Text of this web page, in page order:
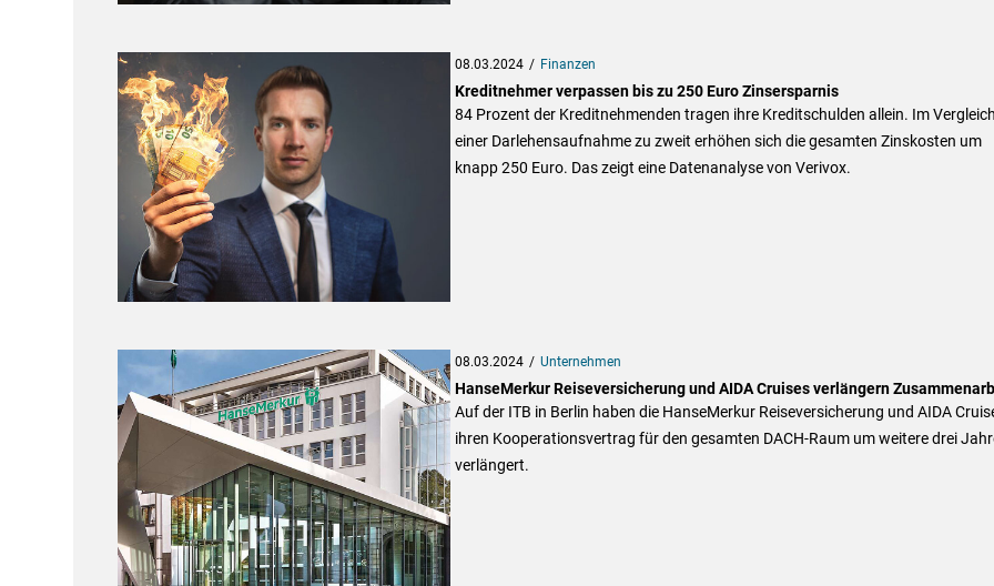
08.03.2024 Finanzen
Kreditnehmer verpassen bis zu 250 Euro Zinsersparnis
84 Prozent der Kreditnehmenden tragen ihre Kreditschulden allein. Im
einer Darlehensaufnahme zu zweit erhöhen sich die gesamten Zinskosten um
knapp 250 Euro. Das zeigt eine Datenanalyse von Verivox.
08.03.2024 Unternehmen
HanseMerkur Reiseversicherung und AIDA Cruises verlängern
Auf der ITB in Berlin haben die HanseMerkur Reiseversicherung und AIDA
ihren Kooperationsvertrag für den gesamten DACH-Raum um weitere drei
verlängert.